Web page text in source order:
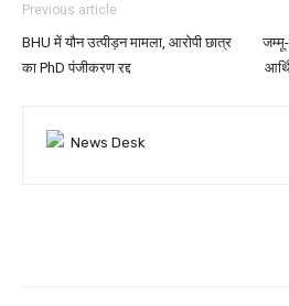
Previous article
BHU में यौन उत्पीड़न मामला, आरोपी छात्र
का PhD पंजीकरण रद्द